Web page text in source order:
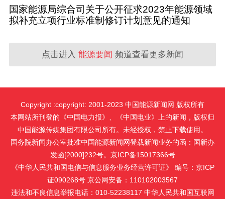
国家能源局综合司关于公开征求2023年能源领域
拟补充立项行业标准制修订计划意见的通知
点击进入 能源要闻 频道查看更多新闻
Copyright :copyright: 2001-2023 中国能源新闻网 版权所有
本网站所刊登的《中国电力报》、《中国电业》上的新闻，版权归
中国能源传媒集团有限公司所有。未经授权，禁止下载使用。
国务院新闻办公室批准中国能源新闻网登载新闻业务的函：国新办
发函[2000]232号。京ICP备15017366号
《中华人民共和国电信与信息服务业务经营许可证》 编号：京ICP
证090268号 京公网安备：110102003567
违法和不良信息举报电话：010-52238117 中华人民共和国互联网